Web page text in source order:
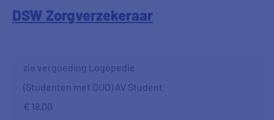
DSW Zorgverzekeraar
zie vergoeding Logopedie
(Studenten met DUO) AV Student
€ 18,00